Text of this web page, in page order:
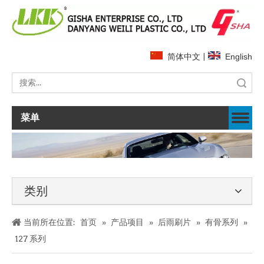
简体中文 | English
菜单
类别
当前所在位置: 首页 » 产品项目 » 后雨刷片 » 有骨系列
»
127 系列